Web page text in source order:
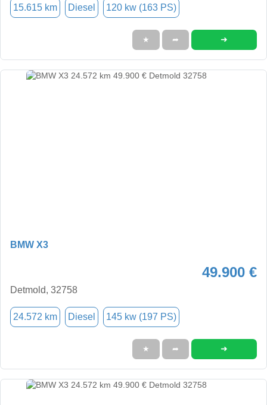
15.615 km Diesel 120 kw (163 PS)
★ ➦ ➜
BMW X3
49.900 €
Detmold, 32758
24.572 km Diesel 145 kw (197 PS)
★ ➦ ➜